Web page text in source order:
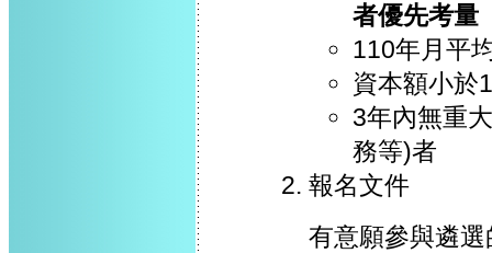
者優先考量
110年月平
資本額小於
3年內無重
務等)者
報名文件
有意願參與遴